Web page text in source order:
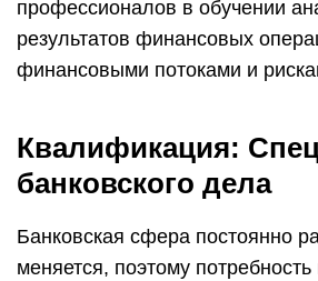
профессионалов в обучении
результатов финансовых
финансовыми потоками и
Квалификация:
банковского дела
Банковская сфера постоянно
меняется, поэтому